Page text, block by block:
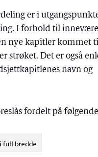
er i
I forhold til
nye kapitler kommet
strøket. Det er også
navn og
fordelt på
full bredde